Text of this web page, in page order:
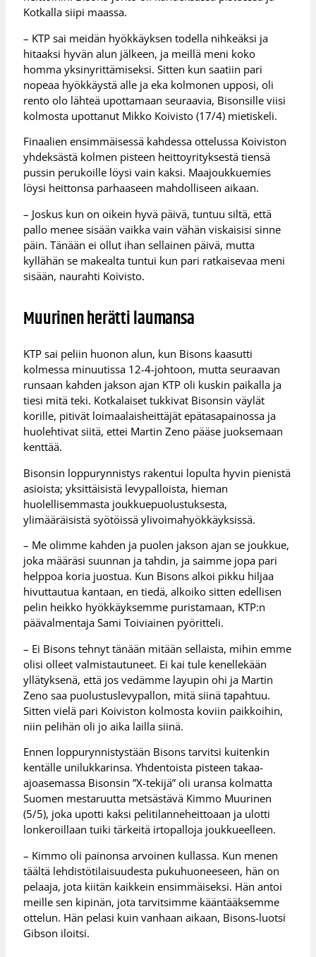
Kotkalla siipi maassa.
– KTP sai meidän hyökkäyksen todella nihkeäksi ja
hitaaksi hyvän alun jälkeen, ja meillä meni koko
homma yksinyrittämiseksi. Sitten kun saatiin pari
nopeaa hyökkäystä alle ja eka kolmonen upposi, oli
rento olo lähteä upottamaan seuraavia, Bisonsille viisi
kolmosta upottanut Mikko Koivisto (17/4) mietiskeli.
Finaalien ensimmäisessä kahdessa ottelussa Koiviston
yhdeksästä kolmen pisteen heittoyrityksestä tiensä
pussin perukoille löysi vain kaksi. Maajoukkuemies
löysi heittonsa parhaaseen mahdolliseen aikaan.
– Joskus kun on oikein hyvä päivä, tuntuu siltä, että
pallo menee sisään vaikka vain vähän viskaisisi sinne
päin. Tänään ei ollut ihan sellainen päivä, mutta
kyllähän se makealta tuntui kun pari ratkaisevaa meni
sisään, naurahti Koivisto.
Muurinen herätti laumansa
KTP sai peliin huonon alun, kun Bisons kaasutti
kolmessa minuutissa 12-4-johtoon, mutta seuraavan
runsaan kahden jakson ajan KTP oli kuskin paikalla ja
tiesi mitä teki. Kotkalaiset tukkivat Bisonsin väylät
korille, pitivät loimaalaisheittäjät epätasapainossa ja
huolehtivat siitä, ettei Martin Zeno pääse juoksemaan
kenttää.
Bisonsin loppurynnistys rakentui lopulta hyvin pienistä
asioista; yksittäisistä levypalloista, hieman
huolellisemmasta joukkuepuolustuksesta,
ylimääräisistä syötöissä ylivoimahyökkäyksissä.
– Me olimme kahden ja puolen jakson ajan se joukkue,
joka määräsi suunnan ja tahdin, ja saimme jopa pari
helppoa koria juostua. Kun Bisons alkoi pikku hiljaa
hivuttautua kantaan, en tiedä, alkoiko sitten edellisen
pelin heikko hyökkäyksemme puristamaan, KTP:n
päävalmentaja Sami Toiviainen pyöritteli.
– Ei Bisons tehnyt tänään mitään sellaista, mihin emme
olisi olleet valmistautuneet. Ei kai tule kenellekään
yllätyksenä, että jos vedämme layupin ohi ja Martin
Zeno saa puolustuslevypallon, mitä siinä tapahtuu.
Sitten vielä pari Koiviston kolmosta koviin paikkoihin,
niin pelihän oli jo aika lailla siinä.
Ennen loppurynnistystään Bisons tarvitsi kuitenkin
kentälle unilukkarinsa. Yhdentoista pisteen takaa-
ajoasemassa Bisonsin ”X-tekijä” oli uransa kolmatta
Suomen mestaruutta metsästävä Kimmo Muurinen
(5/5), joka upotti kaksi pelitilanneheittoaan ja ulotti
lonkeroillaan tuiki tärkeitä irtopalloja joukkueelleen.
– Kimmo oli painonsa arvoinen kullassa. Kun menen
täältä lehdistötilaisuudesta pukuhuoneeseen, hän on
pelaaja, jota kiitän kaikkein ensimmäiseksi. Hän antoi
meille sen kipinän, jota tarvitsimme kääntääksemme
ottelun. Hän pelasi kuin vanhaan aikaan, Bisons-luotsi
Gibson iloitsi.